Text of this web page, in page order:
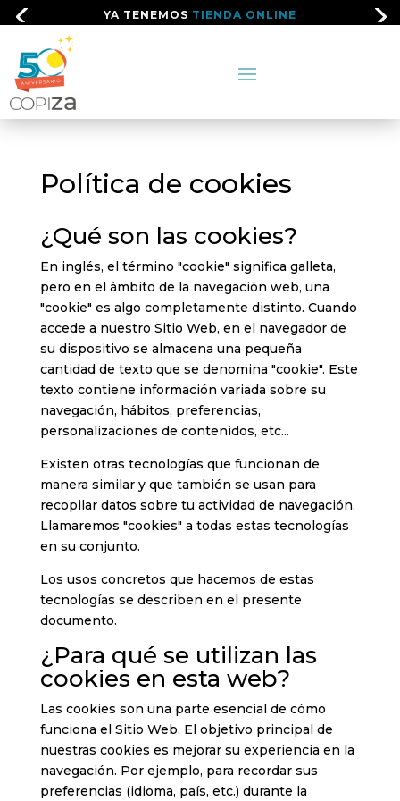
YA TENEMOS TIENDA ONLINE
Política de cookies
¿Qué son las cookies?
En inglés, el término "cookie" significa galleta,
pero en el ámbito de la navegación web, una
"cookie" es algo completamente distinto. Cuando
accede a nuestro Sitio Web, en el navegador de
su dispositivo se almacena una pequeña
cantidad de texto que se denomina "cookie". Este
texto contiene información variada sobre su
navegación, hábitos, preferencias,
personalizaciones de contenidos, etc...
Existen otras tecnologías que funcionan de
manera similar y que también se usan para
recopilar datos sobre tu actividad de navegación.
Llamaremos "cookies" a todas estas tecnologías
en su conjunto.
Los usos concretos que hacemos de estas
tecnologías se describen en el presente
documento.
¿Para qué se utilizan las
cookies en esta web?
Las cookies son una parte esencial de cómo
funciona el Sitio Web. El objetivo principal de
nuestras cookies es mejorar su experiencia en la
navegación. Por ejemplo, para recordar sus
preferencias (idioma, país, etc.) durante la